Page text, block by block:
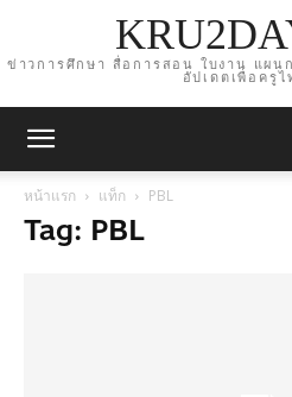
ข่าวการศึกษา สื่อการสอน ใบงาน แผ
อัปเดตเพื่อครูไ
หน้าแรก แท็ก PBL
Tag: PBL